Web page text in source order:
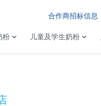
粉 儿童及学生奶粉
合作商招标信息